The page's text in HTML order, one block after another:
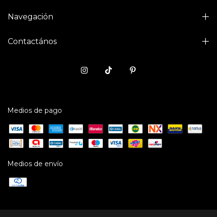
Navegación
Contactános
Medios de pago
Medios de envío